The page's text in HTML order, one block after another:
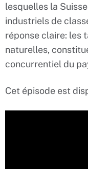
lesquelles la
industriels de
réponse claire: les
naturelles,
concurrentiel du
Cet épisode est